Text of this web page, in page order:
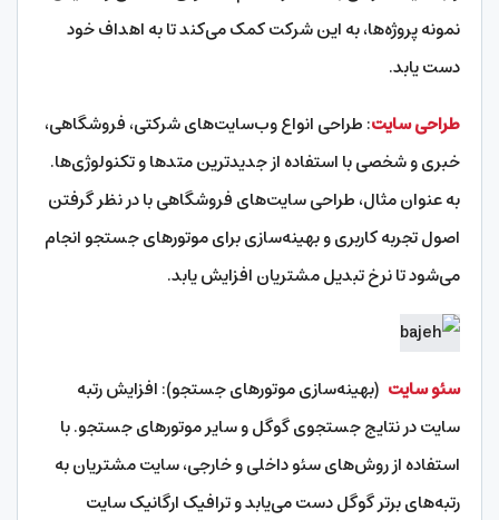
نمونه پروژه‌ها، به این شرکت کمک می‌کند تا به اهداف خود
دست یابد.
طراحی سایت: طراحی انواع وب‌سایت‌های شرکتی، فروشگاهی،
خبری و شخصی با استفاده از جدیدترین متدها و تکنولوژی‌ها.
به عنوان مثال، طراحی سایت‌های فروشگاهی با در نظر گرفتن
اصول تجربه کاربری و بهینه‌سازی برای موتورهای جستجو انجام
می‌شود تا نرخ تبدیل مشتریان افزایش یابد.
سئو سایت (بهینه‌سازی موتورهای جستجو): افزایش رتبه
سایت در نتایج جستجوی گوگل و سایر موتورهای جستجو. با
استفاده از روش‌های سئو داخلی و خارجی، سایت مشتریان به
رتبه‌های برتر گوگل دست می‌یابد و ترافیک ارگانیک سایت